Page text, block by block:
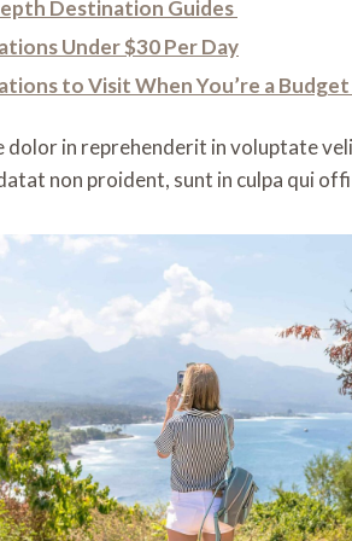
Destination Guides
Under $30 Per Day
to Visit When You’re a
dolor in reprehenderit in voluptate
non proident, sunt in culpa qui